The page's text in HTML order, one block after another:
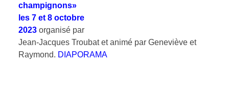
champignons»
les 7 et 8 octobre
2023 organisé par
Jean-Jacques Troubat et animé par Geneviève et
Raymond. DIAPORAMA